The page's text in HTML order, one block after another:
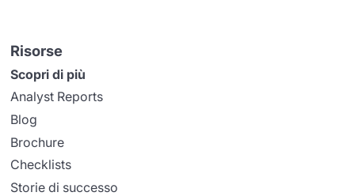
Risorse
Scopri di più
Analyst Reports
Blog
Brochure
Checklists
Storie di successo